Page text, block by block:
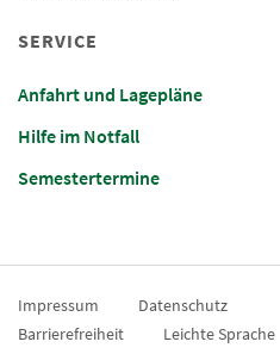
SERVICE
Anfahrt und Lagepläne
Hilfe im Notfall
Semestertermine
Impressum
Datenschutz
Barrierefreiheit
Leichte Sprache